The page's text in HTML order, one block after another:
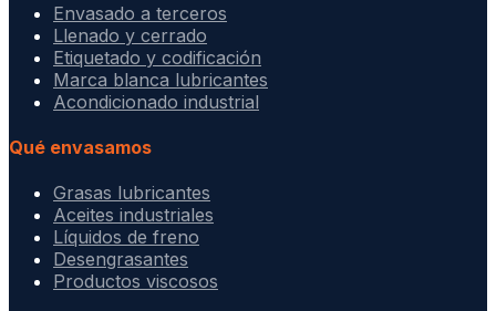
Envasado a terceros
Llenado y cerrado
Etiquetado y codificación
Marca blanca lubricantes
Acondicionado industrial
Qué envasamos
Grasas lubricantes
Aceites industriales
Líquidos de freno
Desengrasantes
Productos viscosos